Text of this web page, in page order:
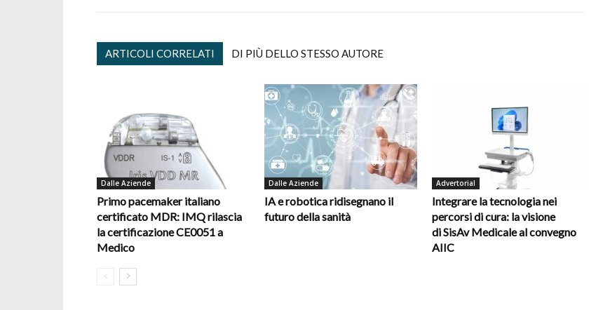
ARTICOLI CORRELATI DI PIÙ DELLO STESSO AUTORE
Dalle Aziende
Primo pacemaker italiano
certificato MDR: IMQ rilascia
la certificazione CE0051 a
Medico
Dalle Aziende
IA e robotica ridisegnano il
futuro della sanità
Advertorial
Integrare la tecnologia nei
percorsi di cura: la visione
di SisAv Medicale al convegno
AIIC